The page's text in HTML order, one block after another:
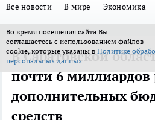
Все новости В мире Экономика
Во время посещения сайта Вы
соглашаетесь с использованием файлов
cookie, которые указаны в Политике
персональных данных.
В Саратовской
почти 6 миллиардов
дополнительных
средств